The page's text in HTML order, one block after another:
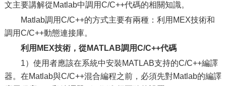
文主要講解從Matlab中調用C/C++代碼的相關知識。
Matlab調用C/C++的方式主要有兩種：利用MEX技術和
調用C/C++動態連接庫。
利用MEX技術，從MATLAB調用C/C++代碼
1）使用者應該在系統中安裝MATLAB支持的C/C++編譯
器。在Matlab與C/C++混合編程之前，必須先對Matlab的編譯